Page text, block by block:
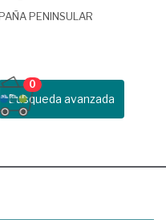
PENINSULAR
Busqueda avanzada
0